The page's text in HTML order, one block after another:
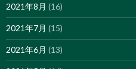
2021年8月 (16)
2021年7月 (15)
2021年6月 (13)